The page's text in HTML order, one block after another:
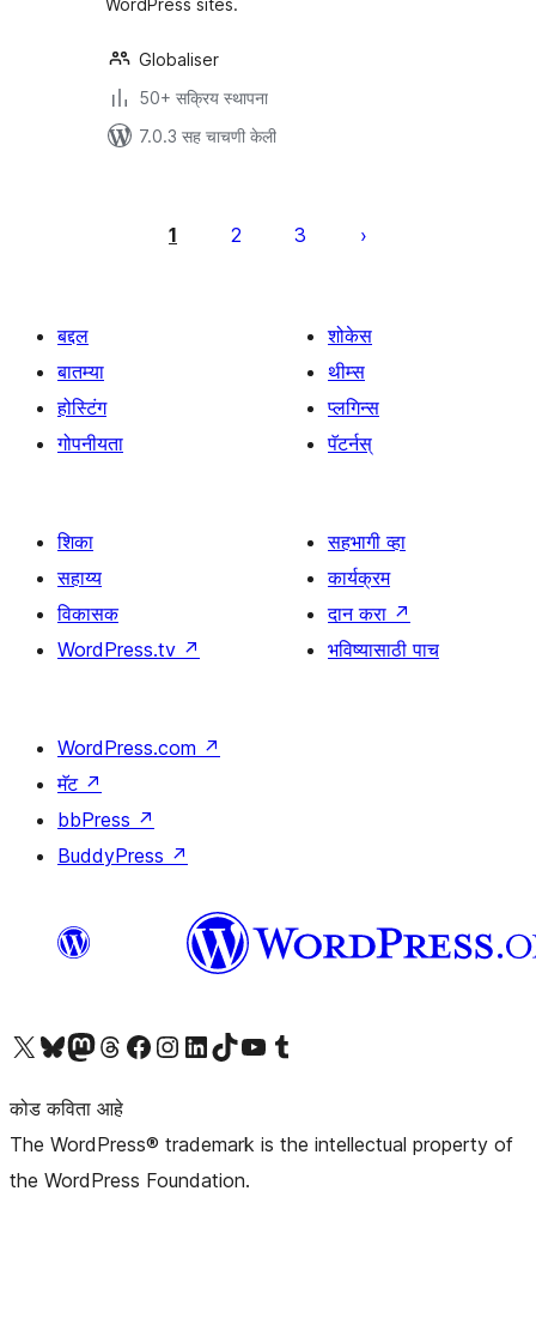
WordPress sites.
Globaliser
50+ सक्रिय स्थापना
7.0.3 सह चाचणी केली
पृष्ठांकन
1 2 3
बद्दल
बातम्या
होस्टिंग
गोपनीयता
शोकेस
थीम्स
प्लगिन्स
पॅटर्नस्
शिका
सहाय्य
विकासक
WordPress.tv ↗
सहभागी व्हा
कार्यक्रम
दान करा ↗
भविष्यासाठी पाच
WordPress.com ↗
मॅट ↗
bbPress ↗
BuddyPress ↗
आमच्या X (एक्स) (पूर्वीचे ट्विटर) खात्याला भेट द्या आमच्या ब्लूस्की खात्याला भेट द्या.आमच्या Mastodon खात्याला भेट द्या.आमच्या थ्रेड्स खात्याला भेट द्या. आमच्या फेसबुक पेजला भेट द्या आमच्या इंस्टाग्राम खात्याला भेट द्या आमच्या लिंक्डइन खात्याला भेट द्या आमच्या टिकटॉक अकाउंटला भेट द्या.आमच्या यूट्यूब चॅनेलला भेट द्या आमच्या टंबलर खात्याला भेट द्या.
कोड कविता आहे
The WordPress® trademark is the intellectual property of
the WordPress Foundation.